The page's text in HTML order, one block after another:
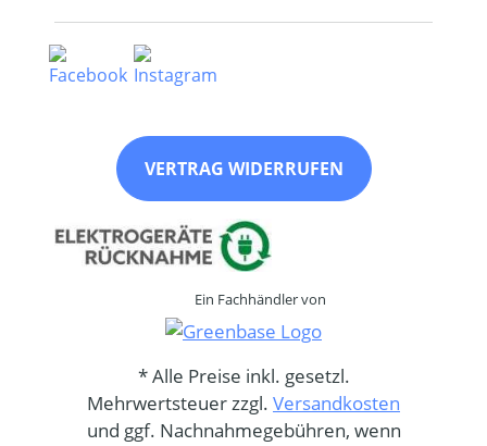
VERTRAG WIDERRUFEN
Ein Fachhändler von
* Alle Preise inkl. gesetzl.
Mehrwertsteuer zzgl. Versandkosten
und ggf. Nachnahmegebühren, wenn